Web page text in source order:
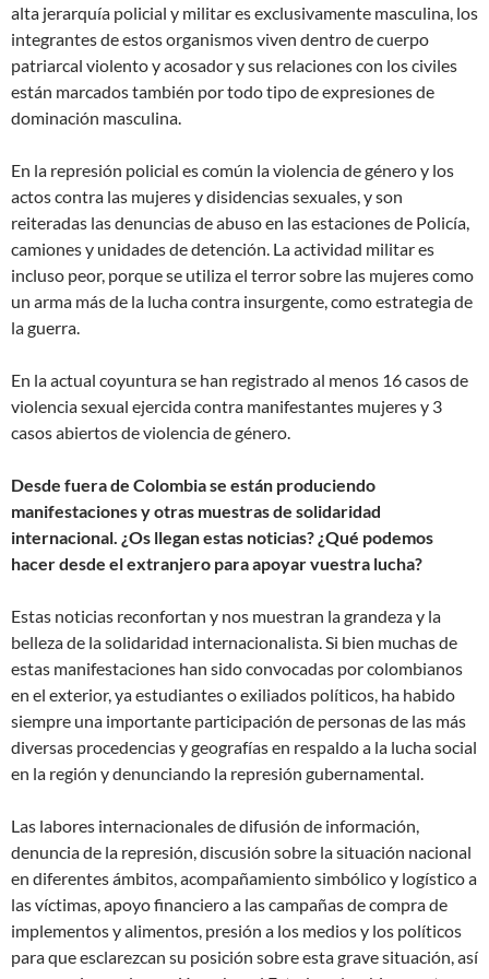
alta jerarquía policial y militar es exclusivamente masculina, los
integrantes de estos organismos viven dentro de cuerpo
patriarcal violento y acosador y sus relaciones con los civiles
están marcados también por todo tipo de expresiones de
dominación masculina.
En la represión policial es común la violencia de género y los
actos contra las mujeres y disidencias sexuales, y son
reiteradas las denuncias de abuso en las estaciones de Policía,
camiones y unidades de detención. La actividad militar es
incluso peor, porque se utiliza el terror sobre las mujeres como
un arma más de la lucha contra insurgente, como estrategia de
la guerra.
En la actual coyuntura se han registrado al menos 16 casos de
violencia sexual ejercida contra manifestantes mujeres y 3
casos abiertos de violencia de género.
Desde fuera de Colombia se están produciendo
manifestaciones y otras muestras de solidaridad
internacional. ¿Os llegan estas noticias? ¿Qué podemos
hacer desde el extranjero para apoyar vuestra lucha?
Estas noticias reconfortan y nos muestran la grandeza y la
belleza de la solidaridad internacionalista. Si bien muchas de
estas manifestaciones han sido convocadas por colombianos
en el exterior, ya estudiantes o exiliados políticos, ha habido
siempre una importante participación de personas de las más
diversas procedencias y geografías en respaldo a la lucha social
en la región y denunciando la represión gubernamental.
Las labores internacionales de difusión de información,
denuncia de la represión, discusión sobre la situación nacional
en diferentes ámbitos, acompañamiento simbólico y logístico a
las víctimas, apoyo financiero a las campañas de compra de
implementos y alimentos, presión a los medios y los políticos
para que esclarezcan su posición sobre esta grave situación, así